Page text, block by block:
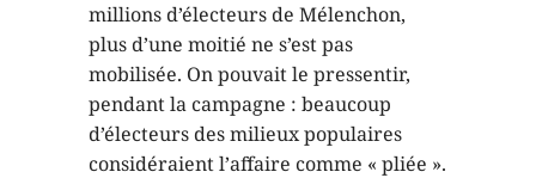
millions d’électeurs de Mélenchon,
plus d’une moitié ne s’est pas
mobilisée. On pouvait le pressentir,
pendant la campagne : beaucoup
d’électeurs des milieux populaires
considéraient l’affaire comme « pliée ».